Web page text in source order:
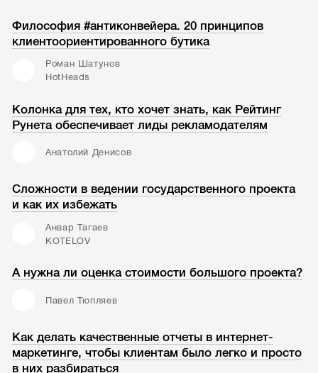
Философия #антиконвейера. 20 принципов
клиентоориентированного бутика
Роман Шатунов
HotHeads
Колонка для тех, кто хочет знать, как Рейтинг
Рунета обеспечивает лиды рекламодателям
Анатолий Денисов
Сложности в ведении государственного проекта
и как их избежать
Анвар Тагаев
KOTELOV
А нужна ли оценка стоимости большого проекта?
Павел Тюпляев
Как делать качественные отчеты в интернет-
маркетинге, чтобы клиентам было легко и просто
в них разбираться